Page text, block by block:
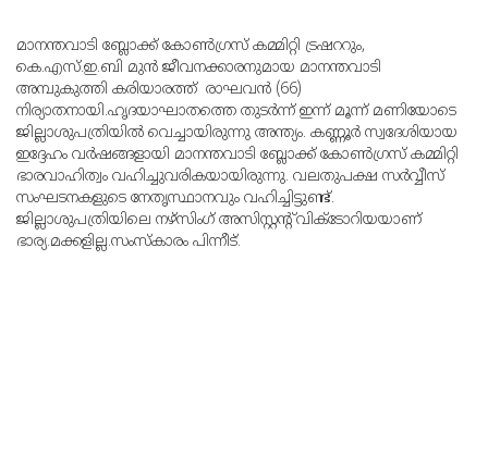
മാനന്തവാടി ബ്ലോക്ക് കോണ്‍ഗ്രസ് കമ്മിറ്റി ട്രഷററും,
കെ.എസ്.ഇ.ബി മുന്‍ ജീവനക്കാരനുമായ മാനന്തവാടി
അമ്പുകുത്തി കരിയാരത്ത് രാഘവന്‍ (66)
നിര്യാതനായി.ഹൃദയാഘാതത്തെ തുടര്‍ന്ന് ഇന്ന് മൂന്ന് മണിയോടെ
ജില്ലാശുപത്രിയില്‍ വെച്ചായിരുന്നു അന്ത്യം. കണ്ണൂര്‍ സ്വദേശിയായ
ഇദ്ദേഹം വര്‍ഷങ്ങളായി മാനന്തവാടി ബ്ലോക്ക് കോണ്‍ഗ്രസ് കമ്മിറ്റി
ഭാരവാഹിത്വം വഹിച്ചുവരികയായിരുന്നു. വലതുപക്ഷ സര്‍വ്വീസ്
സംഘടനകളുടെ നേതൃസ്ഥാനവും വഹിച്ചിട്ടുണ്ട്.
ജില്ലാശുപത്രിയിലെ നഴ്‌സിംഗ് അസിസ്റ്റന്റ് വിക്ടോറിയയാണ്
ഭാര്യ.മക്കളില്ല.സംസ്‌കാരം പിന്നീട്.